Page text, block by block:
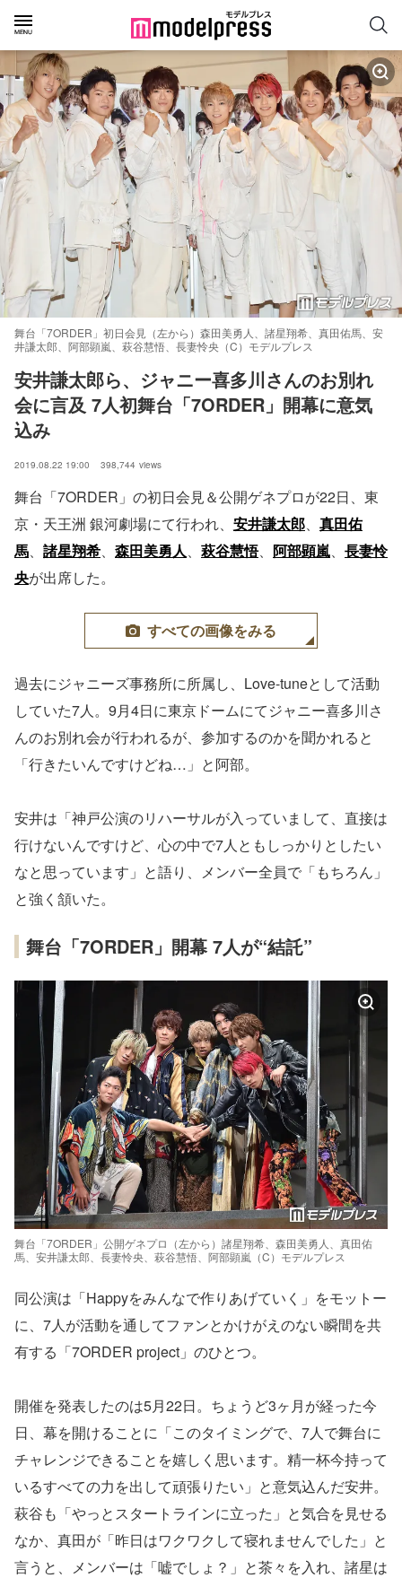
舞台「7ORDER」初日会見（左から）森田美勇人、諸星翔希、真田佑馬、安
井謙太郎、阿部顕嵐、萩谷慧悟、長妻怜央（C）モデルプレス
安井謙太郎ら、ジャニー喜多川さんのお別れ
会に言及 7人初舞台「7ORDER」開幕に意気
込み
2019.08.22 19:00 398,744 views
舞台「7ORDER」の初日会見＆公開ゲネプロが22日、東
京・天王洲 銀河劇場にて行われ、 安井謙太郎、 真田佑
馬、 諸星翔希、 森田美勇人、 萩谷慧悟、 阿部顕嵐、 長妻怜
央が出席した。
すべての画像をみる
過去にジャニーズ事務所に所属し、Love-tuneとして活動
していた7人。9月4日に東京ドームにてジャニー喜多川さ
んのお別れ会が行われるが、参加するのかを聞かれると
「行きたいんですけどね…」と阿部。
安井は「神戸公演のリハーサルが入っていまして、直接は
行けないんですけど、心の中で7人ともしっかりとしたい
なと思っています」と語り、メンバー全員で「もちろん」
と強く頷いた。
舞台「7ORDER」開幕 7人が“結託”
舞台「7ORDER」公開ゲネプロ（左から）諸星翔希、森田美勇人、真田佑
馬、安井謙太郎、長妻怜央、萩谷慧悟、阿部顕嵐（C）モデルプレス
同公演は「Happyをみんなで作りあげていく」をモットー
に、7人が活動を通してファンとかけがえのない瞬間を共
有する「7ORDER project」のひとつ。
開催を発表したのは5月22日。ちょうど3ヶ月が経った今
日、幕を開けることに「このタイミングで、7人で舞台に
チャレンジできることを嬉しく思います。精一杯今持って
いるすべての力を出して頑張りたい」と意気込んだ安井。
萩谷も「やっとスタートラインに立った」と気合を見せる
なか、真田が「昨日はワクワクして寝れませんでした」と
言うと、メンバーは「嘘でしょ？」と茶々を入れ、諸星は